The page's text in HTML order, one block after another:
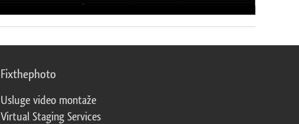
Fixthephoto
Usluge video montaže
Virtual Staging Services